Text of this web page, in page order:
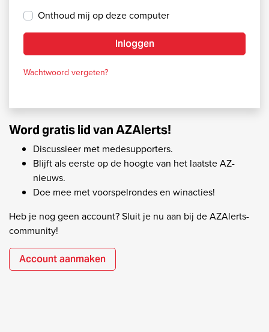
Onthoud mij op deze computer
Inloggen
Wachtwoord vergeten?
Word gratis lid van AZAlerts!
Discussieer met medesupporters.
Blijft als eerste op de hoogte van het laatste AZ-
nieuws.
Doe mee met voorspelrondes en winacties!
Heb je nog geen account? Sluit je nu aan bij de AZAlerts-
community!
Account aanmaken